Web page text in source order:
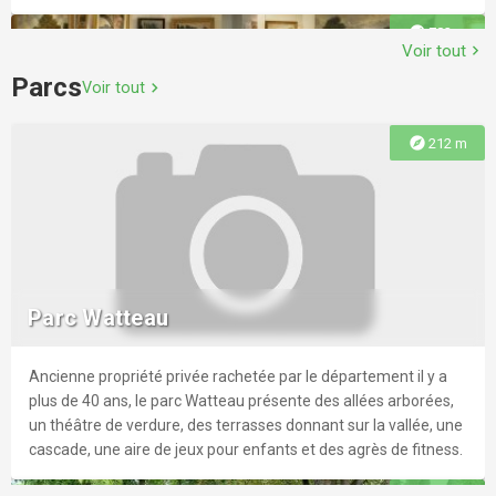
L'univers aquatique de Nogent Nautique
Le Nogent Nautique vous accueille tout au long de l'année
aussi bien pour bronzer et se détendre que pour venir nager.
Skatepark de Joinville-le-Pont
explore782 m
Musée Intercommunal de Nogent-sur-
Musée intercommunal labellisé « Musée de France », dédié à
l'histoire des bords de Marne. Plus de 6 000 pièces — peintures,
estampes, objets, cartes postales — retracent la vie festive et
populaire de la Marne du XVIIIe au XXe siècle.
explore 794 m
Voir tout chevron_right
ParcsVoir tout chevron_right
explore 212 m
Parc Watteau
Ancienne propriété privée rachetée par le département il y a
plus de 40 ans, le parc Watteau présente des allées arborées,
un théâtre de verdure, des terrasses donnant sur la vallée, une
cascade, une aire de jeux pour enfants et des agrès de fitness.